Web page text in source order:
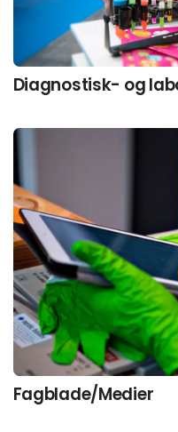
Diagnostisk- og
Fagblade/Medier